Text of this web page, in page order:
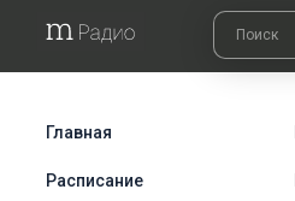
Главная
Расписание